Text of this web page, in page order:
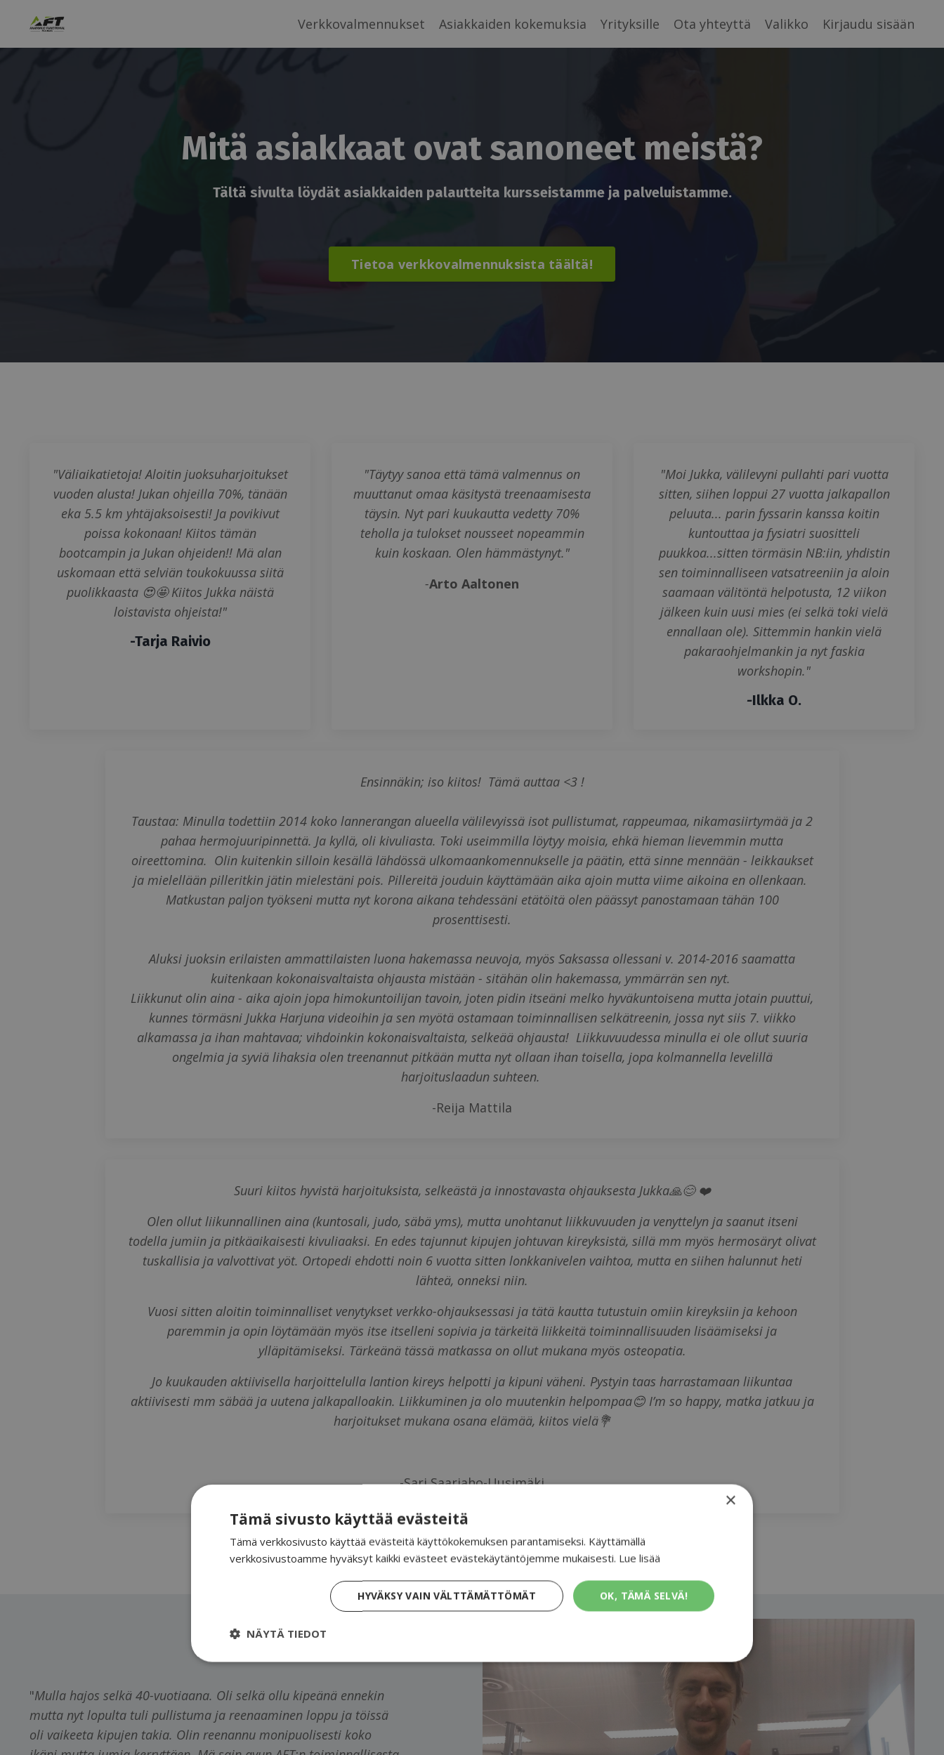
Verkkovalmennukset Asiakkaiden kokemuksia Yrityksille Ota yhteyttä Valikko Kirjaudu sisään
Mitä asiakkaat ovat sanoneet meistä?
Tältä sivulta löydät asiakkaiden palautteita kursseistamme ja palveluistamme.
Tietoa verkkovalmennuksista täältä!
"Väliaikatietoja! Aloitin juoksuharjoitukset
vuoden alusta! Jukan ohjeilla 70%, tänään
eka 5.5 km yhtäjaksoisesti! Ja povikivut
poissa kokonaan! Kiitos tämän
bootcampin ja Jukan ohjeiden!! Mä alan
uskomaan että selviän toukokuussa siitä
puolikkaasta 😍🤩 Kiitos Jukka näistä
loistavista ohjeista!"
-Tarja Raivio
"Täytyy sanoa että tämä valmennus on
muuttanut omaa käsitystä treenaamisesta
täysin. Nyt pari kuukautta vedetty 70%
teholla ja tulokset nousseet nopeammin
kuin koskaan. Olen hämmästynyt."
-Arto Aaltonen
"Moi Jukka, välilevyni pullahti pari vuotta
sitten, siihen loppui 27 vuotta jalkapallon
peluuta... parin fyssarin kanssa koitin
kuntouttaa ja fysiatri suositteli
puukkoa...sitten törmäsin NB:iin, yhdistin
sen toiminnalliseen vatsatreeniin ja aloin
saamaan välitöntä helpotusta, 12 viikon
jälkeen kuin uusi mies (ei selkä toki vielä
ennallaan ole). Sittemmin hankin vielä
pakaraohjelmankin ja nyt faskia
workshopin."
-Ilkka O.
Ensinnäkin; iso kiitos! Tämä auttaa <3 !
Taustaa: Minulla todettiin 2014 koko lannerangan alueella välilevyissä isot pullistumat, rappeumaa, nikamasiirtymää ja 2
pahaa hermojuuripinnettä. Ja kyllä, oli kivuliasta. Toki useimmilla löytyy moisia, ehkä hieman lievemmin mutta
oireettomina. Olin kuitenkin silloin kesällä lähdössä ulkomaankomennukselle ja päätin, että sinne mennään - leikkaukset
ja mielellään pilleritkin jätin mielestäni pois. Pillereitä jouduin käyttämään aika ajoin mutta viime aikoina en ollenkaan.
Matkustan paljon työkseni mutta nyt korona aikana tehdessäni etätöitä olen päässyt panostamaan tähän 100
prosenttisesti.
Aluksi juoksin erilaisten ammattilaisten luona hakemassa neuvoja, myös Saksassa ollessani v. 2014-2016 saamatta
kuitenkaan kokonaisvaltaista ohjausta mistään - sitähän olin hakemassa, ymmärrän sen nyt.
Liikkunut olin aina - aika ajoin jopa himokuntoilijan tavoin, joten pidin itseäni melko hyväkuntoisena mutta jotain puuttui,
kunnes törmäsni Jukka Harjuna videoihin ja sen myötä ostamaan toiminnallisen selkätreenin, jossa nyt siis 7. viikko
alkamassa ja ihan mahtavaa; vihdoinkin kokonaisvaltaista, selkeää ohjausta! Liikkuvuudessa minulla ei ole ollut suuria
ongelmia ja syviä lihaksia olen treenannut pitkään mutta nyt ollaan ihan toisella, jopa kolmannella levelillä
harjoituslaadun suhteen.
-Reija Mattila
Suuri kiitos hyvistä harjoituksista, selkeästä ja innostavasta ohjauksesta Jukka🙏😊 ❤️
Olen ollut liikunnallinen aina (kuntosali, judo, säbä yms), mutta unohtanut liikkuvuuden ja venyttelyn ja saanut itseni
todella jumiin ja pitkäaikaisesti kivuliaaksi. En edes tajunnut kipujen johtuvan kireyksistä, sillä mm myös hermosäryt olivat
tuskallisia ja valvottivat yöt. Ortopedi ehdotti noin 6 vuotta sitten lonkkanivelen vaihtoa, mutta en siihen halunnut heti
lähteä, onneksi niin.
Vuosi sitten aloitin toiminnalliset venytykset verkko-ohjauksessasi ja tätä kautta tutustuin omiin kireyksiin ja kehoon
paremmin ja opin löytämään myös itse itselleni sopivia ja tärkeitä liikkeitä toiminnallisuuden lisäämiseksi ja
ylläpitämiseksi. Tärkeänä tässä matkassa on ollut mukana myös osteopatia.
Jo kuukauden aktiivisella harjoittelulla lantion kireys helpotti ja kipuni väheni. Pystyin taas harrastamaan liikuntaa
aktiivisesti mm säbää ja uutena jalkapalloakin. Liikkuminen ja olo muutenkin helpompaa😊 I’m so happy, matka jatkuu ja
harjoitukset mukana osana elämää, kiitos vielä💐
-Sari Saariaho-Uusimäki
"Mulla hajos selkä 40-vuotiaana. Oli selkä ollu kipeänä ennekin
mutta nyt lopulta tuli pullistuma ja reenaaminen loppu ja töissä
oli vaikeeta kipujen takia. Olin reenannu monipuolisesti koko
×
Tämä sivusto käyttää evästeitä
Tämä verkkosivusto käyttää evästeitä käyttökokemuksen parantamiseksi. Käyttämällä
verkkosivustoamme hyväksyt kaikki evästeet evästekäytäntöjemme mukaisesti. Lue lisää
OK, TÄMÄ SELVÄ!
HYVÄKSY VAIN VÄLTTÄMÄTTÖMÄT
NÄYTÄ TIEDOT